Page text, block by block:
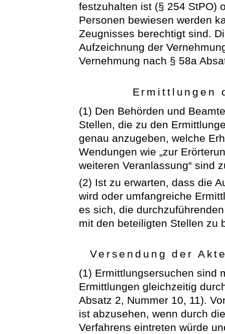
festzuhalten ist (§ 254 StPO)
Personen bewiesen werden
Zeugnisses berechtigt sind.
Aufzeichnung der
Vernehmung nach § 58a
Ermittlungen
(1) Den Behörden und
Stellen, die zu den
genau anzugeben, welche
Wendungen wie „zur
weiteren Veranlassung“ sind
(2) Ist zu erwarten, dass die
wird oder umfangreiche
es sich, die
mit den beteiligten Stellen zu
Versendung der
(1) Ermittlungsersuchen sind
Ermittlungen gleichzeitig
Absatz 2, Nummer 10, 11).
ist abzusehen, wenn durch
Verfahrens eintreten würde